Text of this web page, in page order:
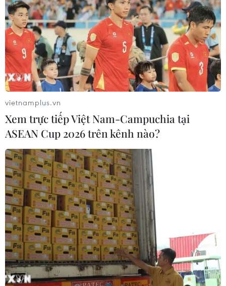
TIN LIÊN QUAN
Triển lãm mỹ thuật 'Niêm hoa' hưởng ứng
Đại lễ Phật Đản năm 2023
24/05/2023 02:21
Trong tháng Sáu Dương lịch từ ngày 6 đến 23, triển lãm
"Niêm hoa" sẽ đến với Huế trong không gian Lan Viên
vietnamplus.vn
Xem trực tiếp Việt Nam-Campuchia tại
ASEAN Cup 2026 trên kênh nào?